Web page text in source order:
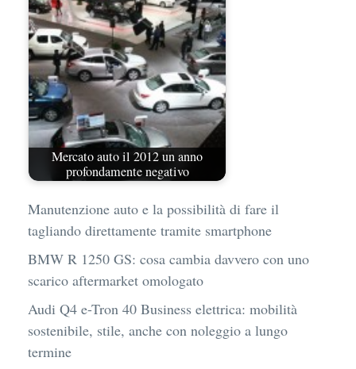
Mercato auto il 2012 un anno
profondamente negativo
Manutenzione auto e la possibilità di fare il
tagliando direttamente tramite smartphone
BMW R 1250 GS: cosa cambia davvero con uno
scarico aftermarket omologato
Audi Q4 e-Tron 40 Business elettrica: mobilità
sostenibile, stile, anche con noleggio a lungo
termine